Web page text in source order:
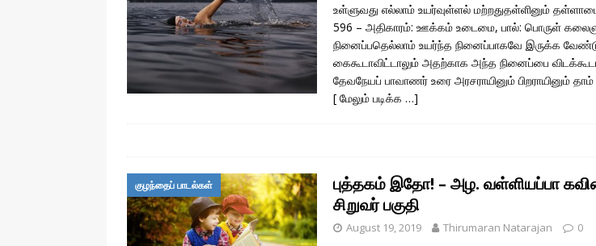
உள்ளுவது எல்லாம் உயர்வுள்ளல் மற்றதுதள்ளினும்
596 – அதிகாரம்: ஊக்கம் உடைமை, பால்: பொருள்
நினைப்பதெல்லாம் உயர்ந்த நினைப்பாகவே இருக்க
கைகூடாவிட்டாலும் அதற்காக அந்த நினைப்பை
தேவநேயப் பாவாணர் உரை அரசராயினும் பிறராயினும்
[ மேலும் படிக்க …]
குழந்தைப் பாடல்கள்
புத்தகம் இதோ! – அழ. வள்ளியப்பா
சிறுவர் பகுதி
August 19, 2019 Thirumaran Natarajan 0